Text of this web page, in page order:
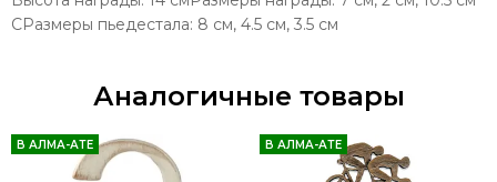
CРазмеры пьедестала: 8 см, 4.5 см, 3.5 см
Аналогичные товары
В АЛМА-АТЕ В АЛМА-АТЕ